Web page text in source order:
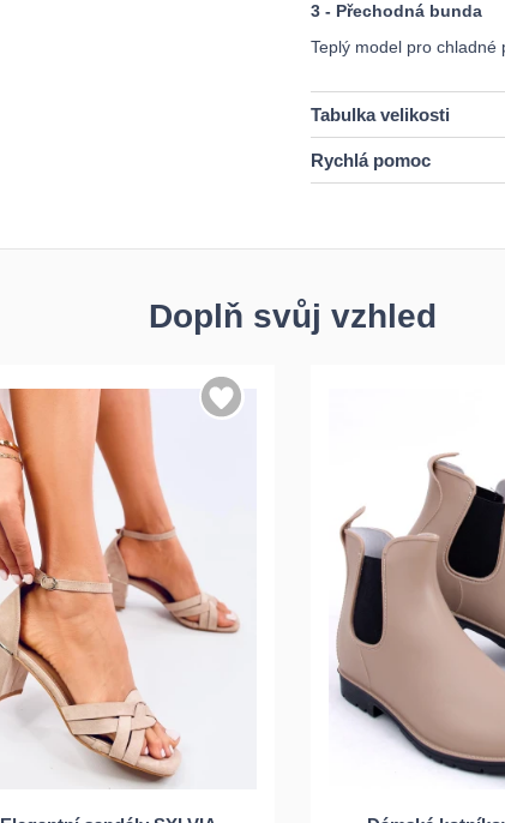
3 - Přechodná bunda
Teplý model pro chladné
Tabulka velikosti
Rychlá pomoc
Doplň svůj vzhled
38